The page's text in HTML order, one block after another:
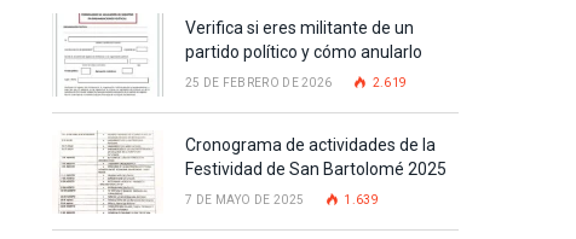
Verifica si eres militante de un
partido político y cómo anularlo
25 DE FEBRERO DE 2026 2.619
Cronograma de actividades de la
Festividad de San Bartolomé 2025
7 DE MAYO DE 2025 1.639